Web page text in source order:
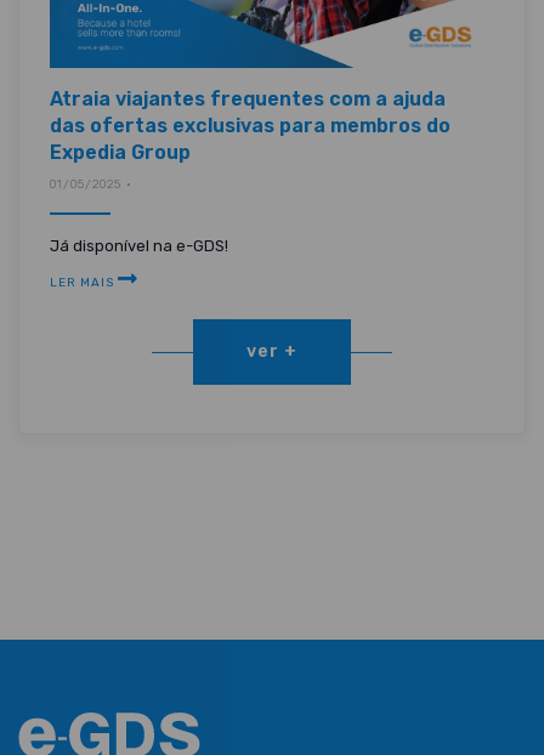
Atraia viajantes frequentes com a ajuda
das ofertas exclusivas para membros do
Expedia Group
01/05/2025 •
Já disponível na e-GDS!
LER MAIS
ver +